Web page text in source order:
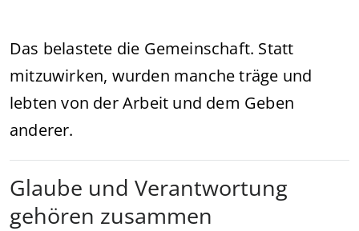
Das belastete die Gemeinschaft. Statt
mitzuwirken, wurden manche träge und
lebten von der Arbeit und dem Geben
anderer.
Glaube und Verantwortung
gehören zusammen